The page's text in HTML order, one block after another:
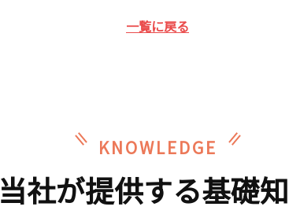
一覧に戻る
KNOWLEDGE
当社が提供する基礎